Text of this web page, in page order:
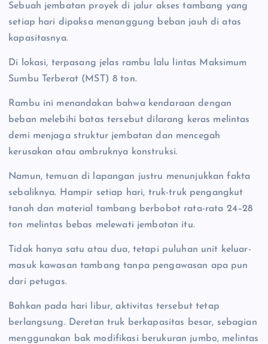
Sebuah jembatan proyek di jalur akses tambang yang
setiap hari dipaksa menanggung beban jauh di atas
kapasitasnya.
Di lokasi, terpasang jelas rambu lalu lintas Maksimum
Sumbu Terberat (MST) 8 ton.
Rambu ini menandakan bahwa kendaraan dengan
beban melebihi batas tersebut dilarang keras melintas
demi menjaga struktur jembatan dan mencegah
kerusakan atau ambruknya konstruksi.
Namun, temuan di lapangan justru menunjukkan fakta
sebaliknya. Hampir setiap hari, truk-truk pengangkut
tanah dan material tambang berbobot rata-rata 24–28
ton melintas bebas melewati jembatan itu.
Tidak hanya satu atau dua, tetapi puluhan unit keluar-
masuk kawasan tambang tanpa pengawasan apa pun
dari petugas.
Bahkan pada hari libur, aktivitas tersebut tetap
berlangsung. Deretan truk berkapasitas besar, sebagian
menggunakan bak modifikasi berukuran jumbo, melintas